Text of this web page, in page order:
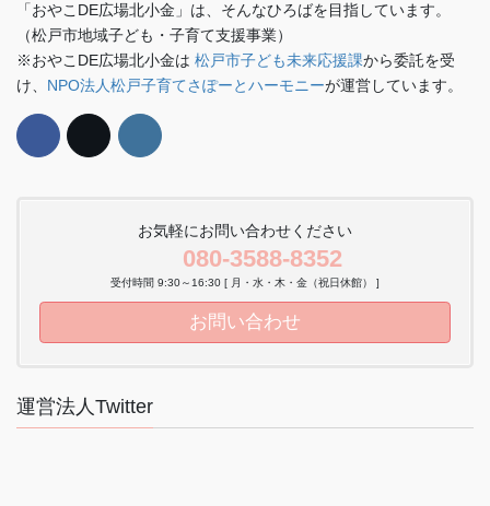
「おやこDE広場北小金」は、そんなひろばを目指しています。
（松戸市地域子ども・子育て支援事業）
※おやこDE広場北小金は 松戸市子ども未来応援課から委託を受
け、 NPO法人松戸子育てさぽーとハーモニーが運営しています。
お気軽にお問い合わせください
080-3588-8352
受付時間 9:30～16:30 [ 月・水・木・金（祝日休館） ]
お問い合わせ
運営法人Twitter